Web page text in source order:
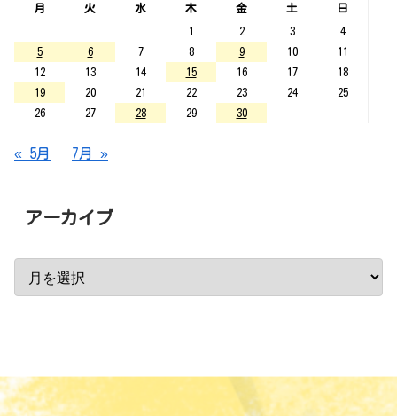
月 火 水 木 金 土
日
1
2 3
4
5
6 7 8 9 10
11
12
13 14 15 16 17
18
19
20 21 22 23 24
25
26
27 28 29 30
« 5月 7月 »
アーカイブ